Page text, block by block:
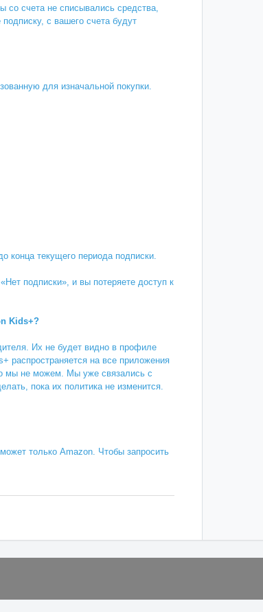
со счета не списывались средства,
с вашего счета будут
для изначальной покупки.
конца текущего периода подписки.
подписки», и вы потеряете доступ к
Kids+?
Их не будет видно в профиле
распространяется на все приложения
мы не можем. Мы уже связались с
пока их политика не изменится.
только Amazon. Чтобы запросить